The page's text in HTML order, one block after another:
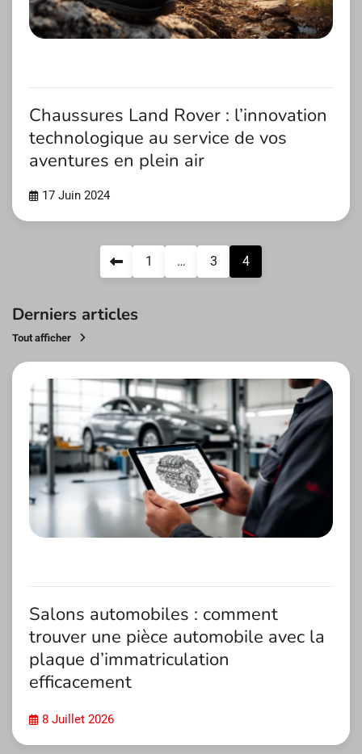
Chaussures Land Rover : l’innovation
technologique au service de vos
aventures en plein air
17 Juin 2024
publications
1 … 3 4
Derniers articles
Tout afficher
Salons automobiles : comment
trouver une pièce automobile avec la
plaque d’immatriculation
efficacement
8 Juillet 2026